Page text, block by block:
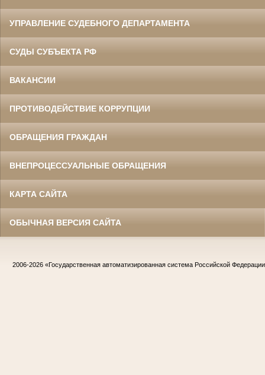
УПРАВЛЕНИЕ СУДЕБНОГО ДЕПАРТАМЕНТА
СУДЫ СУБЪЕКТА РФ
ВАКАНСИИ
ПРОТИВОДЕЙСТВИЕ КОРРУПЦИИ
ОБРАЩЕНИЯ ГРАЖДАН
ВНЕПРОЦЕССУАЛЬНЫЕ ОБРАЩЕНИЯ
КАРТА САЙТА
ОБЫЧНАЯ ВЕРСИЯ САЙТА
2006-2026 «Государственная автоматизированная система Российской